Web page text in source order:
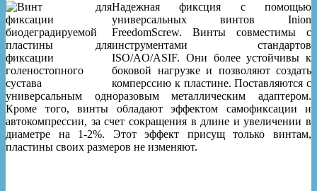
Надежная фиксция с помощью
универсальных винтов Inion
FreedomScrew. Винты совместимы с
инструментами стандартов
ISO/AO/ASIF. Они более устойчивы к
боковой нагрузке и позволяют создать
комперссию к пластине. Поставляются с
универсальным одноразовым металлическим адаптером.
Кроме того, винты обладают эффектом самофиксации и
автокомпрессии, за счет сокращения в длине и увеличении в
диаметре на 1-2%. Этот эффект присущ только винтам,
пластины своих размеров не изменяют.